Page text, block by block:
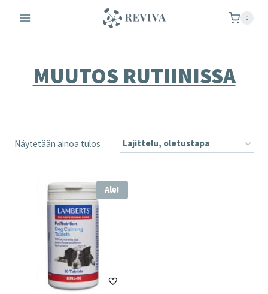
sisältöön
0
MUUTOS RUTIINISSA
Näytetään ainoa tulos
Ale!